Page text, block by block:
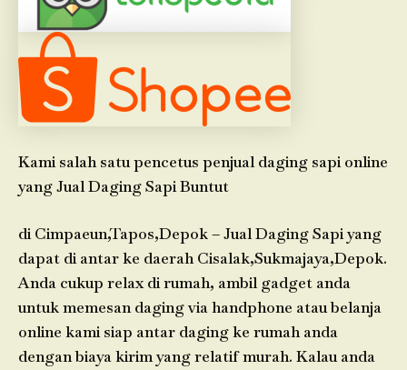
Kami salah satu pencetus penjual daging sapi online
yang Jual Daging Sapi Buntut
di Cimpaeun,Tapos,Depok – Jual Daging Sapi yang
dapat di antar ke daerah Cisalak,Sukmajaya,Depok.
Anda cukup relax di rumah, ambil gadget anda
untuk memesan daging via handphone atau belanja
online kami siap antar daging ke rumah anda
dengan biaya kirim yang relatif murah. Kalau anda